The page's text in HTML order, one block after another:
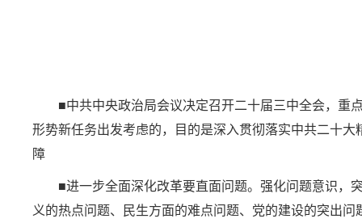
■中共中央政治局会议决定召开二十届三中全会，重
形势新任务出发考虑的，目的是深入贯彻落实中共二十
障
■进一步全面深化改革要直面问题。强化问题意识，
义的热点问题、民生方面的难点问题、党的建设的突出